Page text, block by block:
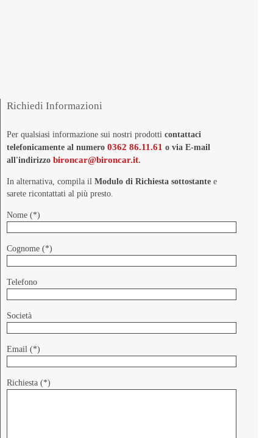
Richiedi Informazioni
Per qualsiasi informazione sui nostri prodotti contattaci
telefonicamente al numero 0362 86.11.61 o via E-mail
all'indirizzo bironcar@bironcar.it.
In alternativa, compila il Modulo di Richiesta sottostante e
sarete ricontattati al più presto.
Nome (*)
Cognome (*)
Telefono
Società
Email (*)
Richiesta (*)